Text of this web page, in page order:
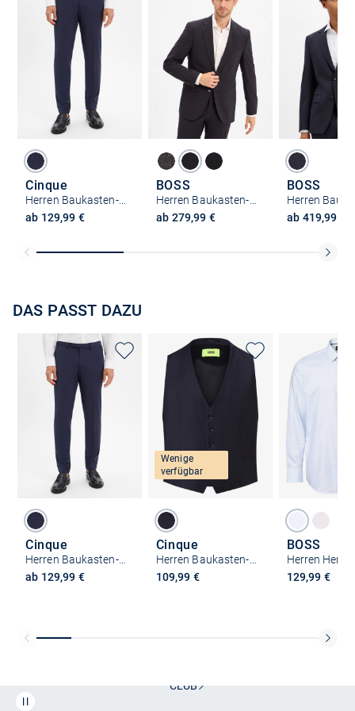
Cinque
Herren Baukasten-Hose - CICastello-H
ab 129,99 €
BOSS
ab 279,99 €
BOSS
ab 419,99 €
DAS PASST DAZU
Cinque
Herren Baukasten-Hose - CICastello-H
ab 129,99 €
Wenige
verfügbar
Cinque
Herren Baukasten-Weste - CICastello-W
109,99 €
BOSS
129,99 €